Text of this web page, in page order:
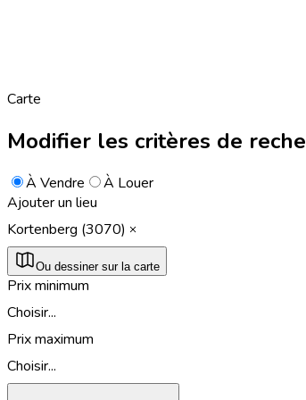
Carte
Modifier les critères de
À Vendre
À Louer
Ajouter un lieu
Kortenberg (3070)
Ou dessiner sur la carte
Prix minimum
Choisir...
Prix maximum
Choisir...